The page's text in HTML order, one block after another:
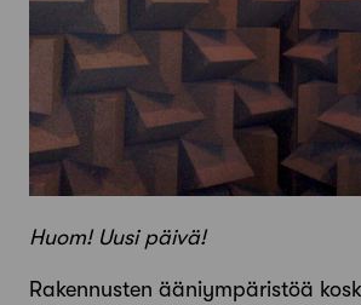
Huom! Uusi päivä!
Rakennusten ääniympäristöä